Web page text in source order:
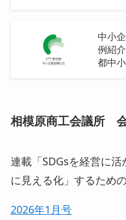
中小
例紹
都中
相模原商工会議所
連載「SDGsを経営に
に見える化」するため
2026年1月号